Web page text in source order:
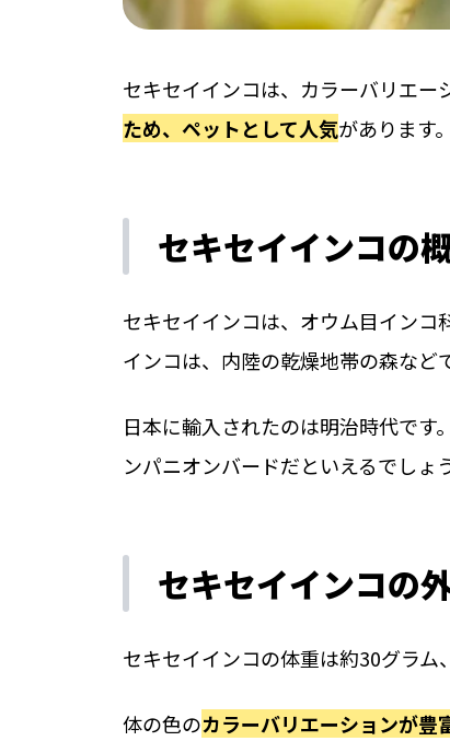
セキセイインコは、カラーバリエー
ため、ペットとして人気があります
セキセイインコの
セキセイインコは、オウム目インコ
インコは、内陸の乾燥地帯の森など
日本に輸入されたのは明治時代で
ンパニオンバードだといえるでしょう
セキセイインコの
セキセイインコの体重は約30グラム
体の色のカラーバリエーションが豊